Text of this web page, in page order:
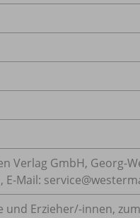
Verlag GmbH, Georg-
Mail:
und Erzieher/-innen,